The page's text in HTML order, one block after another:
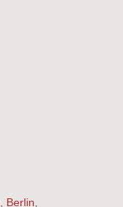
Berlin